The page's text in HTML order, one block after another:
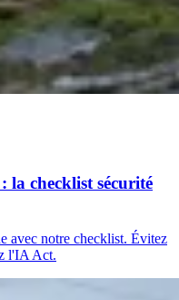
la checklist sécurité
avec notre checklist. Évitez
l'IA Act.